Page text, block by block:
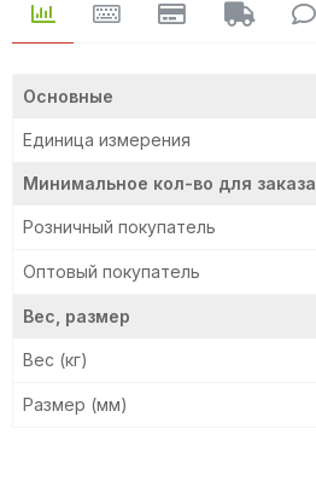
Основные
Единица измерения
Минимальное кол-во для заказа
Розничный покупатель
Оптовый покупатель
Вес, размер
Вес (кг)
Размер (мм)